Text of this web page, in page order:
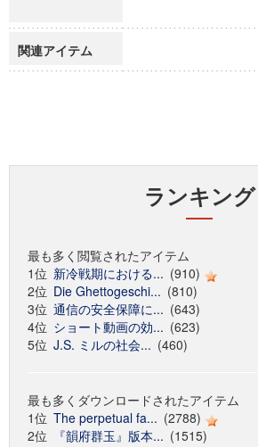
関連アイテム
ランキング
最も多く閲覧されたアイテム
1位 新冷戦期における... (910)
2位 Die Ghettogeschi... (810)
3位 通信の安全保障に... (643)
4位 ショート動画の効... (623)
5位 J.S. ミルの社会... (460)
最も多くダウンロードされたアイテム
1位 The perpetual fa... (2788)
2位
『韻府群玉』版本... (1515)